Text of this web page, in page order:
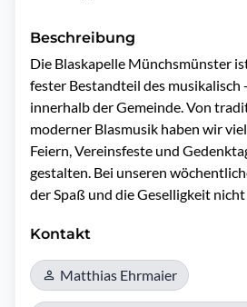
Beschreibung
Die Blaskapelle Münchsmünster
fester Bestandteil des musikalisch
innerhalb der Gemeinde. Von
moderner Blasmusik haben wir
Feiern, Vereinsfeste und
gestalten. Bei unseren
der Spaß und die Geselligkeit nicht
Kontakt
Matthias Ehrmaier